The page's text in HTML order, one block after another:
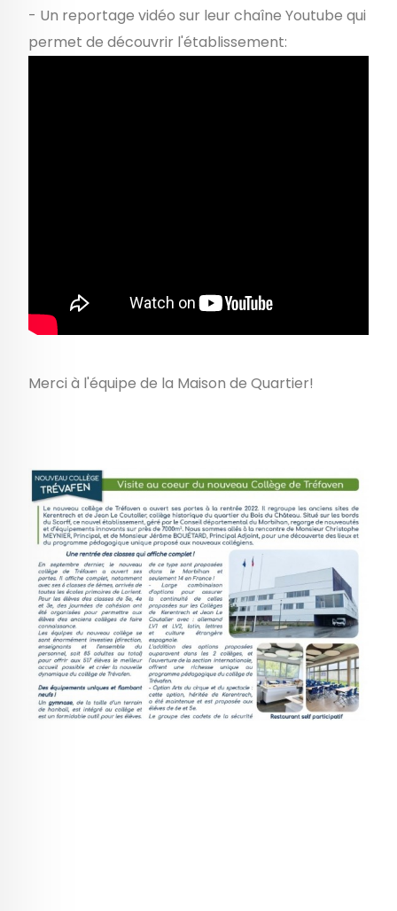
- Un reportage vidéo sur leur chaîne Youtube qui
permet de découvrir l'établissement:
Merci à l'équipe de la Maison de Quartier!